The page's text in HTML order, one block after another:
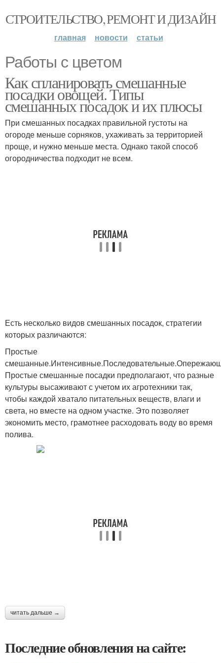
СТРОИТЕЛЬСТВО, РЕМОНТ И ДИЗАЙН
главная новости статьи
Работы с цветом
Как спланировать смешанные
посадки овощей. Типы
смешанных посадок и их плюсы
При смешанных посадках правильной густоты на
огороде меньше сорняков, ухаживать за территорией
проще, и нужно меньше места. Однако такой способ
огородничества подходит не всем.
Есть несколько видов смешанных посадок, стратегии
которых различаются:
Простые
Простые смешанные посадки предполагают, что разные
культуры высаживают с учетом их агротехники так,
чтобы каждой хватало питательных веществ, влаги и
света, но вместе на одном участке. Это позволяет
экономить место, грамотнее расходовать воду во время
полива.
читать дальше →
Последние обновления на сайте: